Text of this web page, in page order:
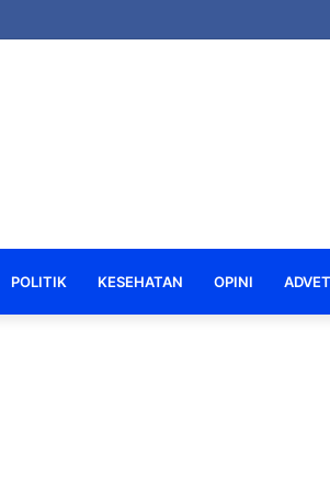
POLITIK KESEHATAN OPINI